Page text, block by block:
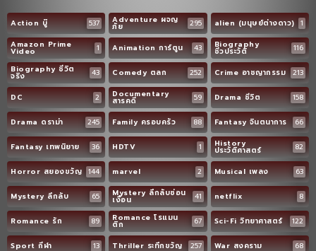
Action บู๊ 537 Adventure ผจญ
ภัย 295 alien (มนุษย์ต่างดาว) 1
Amazon Prime
Video 1 Animation การ์ตูน 43 Biography
ชีวประวัติ
116
Biography ชีวิต
จริง 43 Comedy ตลก 252 Crime อาชญากรรม 213
DC 2 Documentary
สารคดี 59 Drama ชีวิต 158
Drama ดราม่า 245 Family ครอบครัว 88 Fantasy จินตนาการ 66
Fantasy เทพนิยาย 36 HDTV 1 History
ประวัติศาสตร์ 82
Horror สยองขวัญ 144 marvel 2 Musical เพลง 63
Mystery ลึกลับ 65 Mystery ลึกลับซ่อน
เงื่อน 41 netflix 8
Romance รัก 89 Romance โรแมน
ติก 67 Sci-Fi วิทยาศาสตร์ 122
Sport กีฬา 13 Thriller ระทึกขวัญ 257 War สงคราม 68